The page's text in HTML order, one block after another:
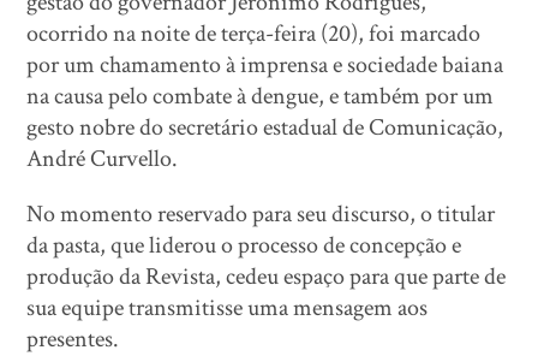
ocorrido na noite de terça-feira (20), foi marcado
por um chamamento à imprensa e sociedade baiana
na causa pelo combate à dengue, e também por um
gesto nobre do secretário estadual de Comunicação,
André Curvello.
No momento reservado para seu discurso, o titular
da pasta, que liderou o processo de concepção e
produção da Revista, cedeu espaço para que parte de
sua equipe transmitisse uma mensagem aos
presentes.